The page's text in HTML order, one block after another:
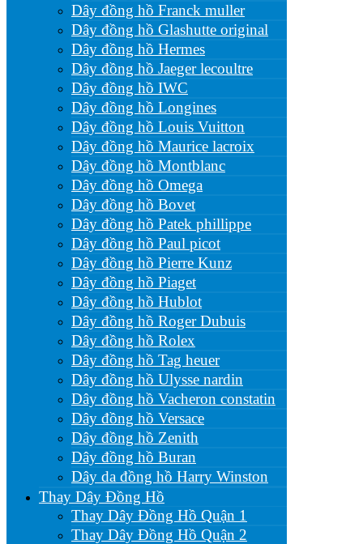
Dây đồng hồ Franck muller
Dây đồng hồ Glashutte original
Dây đồng hồ Hermes
Dây đồng hồ Jaeger lecoultre
Dây đồng hồ IWC
Dây đồng hồ Longines
Dây đồng hồ Louis Vuitton
Dây đồng hồ Maurice lacroix
Dây đồng hồ Montblanc
Dây đồng hồ Omega
Dây đồng hồ Bovet
Dây đồng hồ Patek phillippe
Dây đồng hồ Paul picot
Dây đồng hồ Pierre Kunz
Dây đồng hồ Piaget
Dây đồng hồ Hublot
Dây đồng hồ Roger Dubuis
Dây đồng hồ Rolex
Dây đồng hồ Tag heuer
Dây đồng hồ Ulysse nardin
Dây đồng hồ Vacheron constatin
Dây đồng hồ Versace
Dây đồng hồ Zenith
Dây đồng hồ Buran
Dây da đồng hồ Harry Winston
Thay Dây Đồng Hồ
Thay Dây Đồng Hồ Quận 1
Thay Dây Đồng Hồ Quận 2